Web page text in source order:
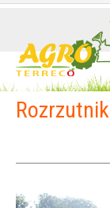
Rozrzutnik